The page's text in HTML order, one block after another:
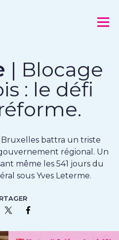
| Blocage
: le défi
Bruxelles battra un triste
régional. Un
même les 541 jours du
sous Yves Leterme.
sur LinkedIn
Partager sur Twitter